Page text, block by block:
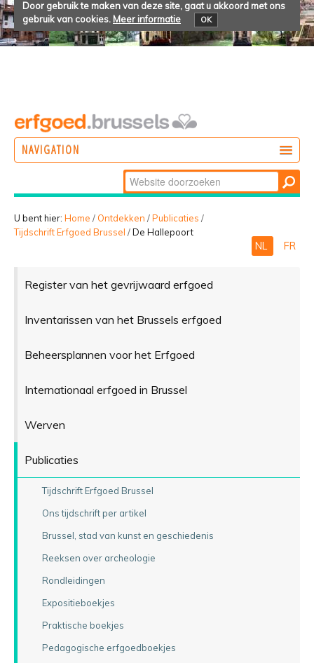
Door gebruik te maken van deze site, gaat u akkoord met ons
gebruik van cookies. Meer informatie OK
NAVIGATION
BELEVEN
Zoek
Geavanceerd
zoeken...
U bent hier: Home / Ontdekken /Publicaties /
Tijdschrift Erfgoed Brussel /De Hallepoort
NL FR
Register van het gevrijwaard erfgoed
Inventarissen van het Brussels erfgoed
Beheersplannen voor het Erfgoed
Internationaal erfgoed in Brussel
Werven
Publicaties
Tijdschrift Erfgoed Brussel
Ons tijdschrift per artikel
Brussel, stad van kunst en geschiedenis
Reeksen over archeologie
Rondleidingen
Expositieboekjes
Praktische boekjes
Pedagogische erfgoedboekjes